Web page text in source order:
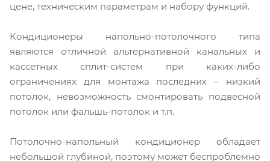
цене, техническим параметрам и набору функций.
Кондиционеры напольно-потолочного типа
являются отличной альтернативной канальных и
кассетных сплит-систем при каких-либо
ограничениях для монтажа последних – низкий
потолок, невозможность смонтировать подвесной
потолок или фальшь-потолок и т.п.
Потолочно-напольный кондиционер обладает
небольшой глубиной, поэтому может беспроблемно